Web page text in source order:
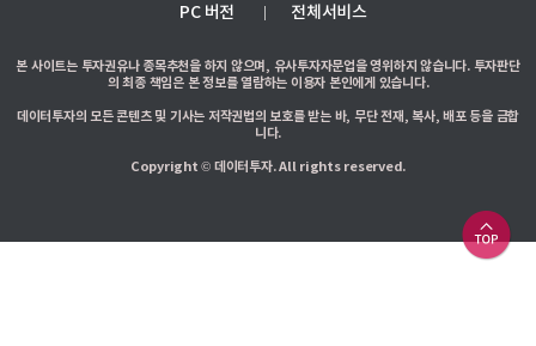
PC 버전 전체서비스
본 사이트는 투자권유나 종목추천을 하지 않으며, 유사투자자문업을 영위하지 않습니다. 투자판단
의 최종 책임은 본 정보를 열람하는 이용자 본인에게 있습니다.
데이터투자의 모든 콘텐츠 및 기사는 저작권법의 보호를 받는 바, 무단 전재, 복사, 배포 등을 금합
니다.
Copyright © 데이터투자. All rights reserved.